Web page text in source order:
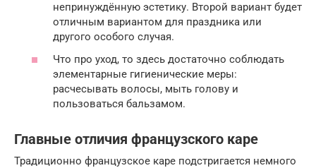
непринуждённую эстетику. Второй вариант будет
отличным вариантом для праздника или
другого особого случая.
Что про уход, то здесь достаточно соблюдать
элементарные гигиенические меры:
расчесывать волосы, мыть голову и
пользоваться бальзамом.
Главные отличия французского каре
Традиционно французское каре подстригается немного